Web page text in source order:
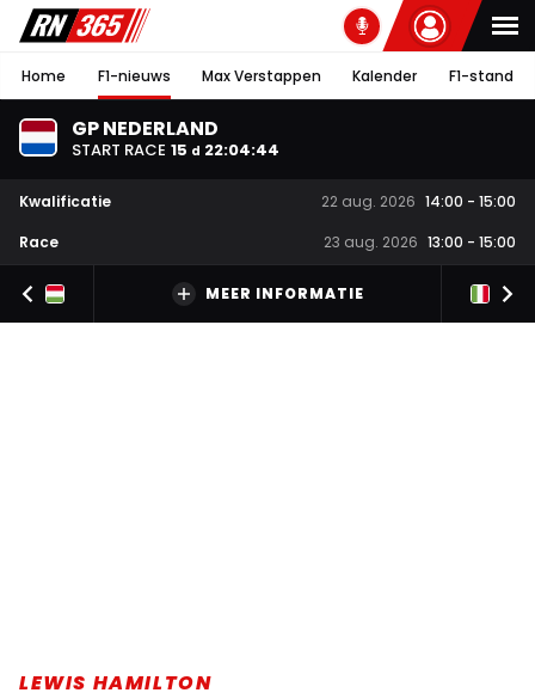
Home F1-nieuws Max Verstappen Kalender F1-stand
GP NEDERLAND
START RACE 15 d 22:04:43
Kwalificatie 22 aug. 2026 14:00 - 15:00
Race
23 aug. 2026 13:00 - 15:00
MEER INFORMATIE
LEWIS HAMILTON